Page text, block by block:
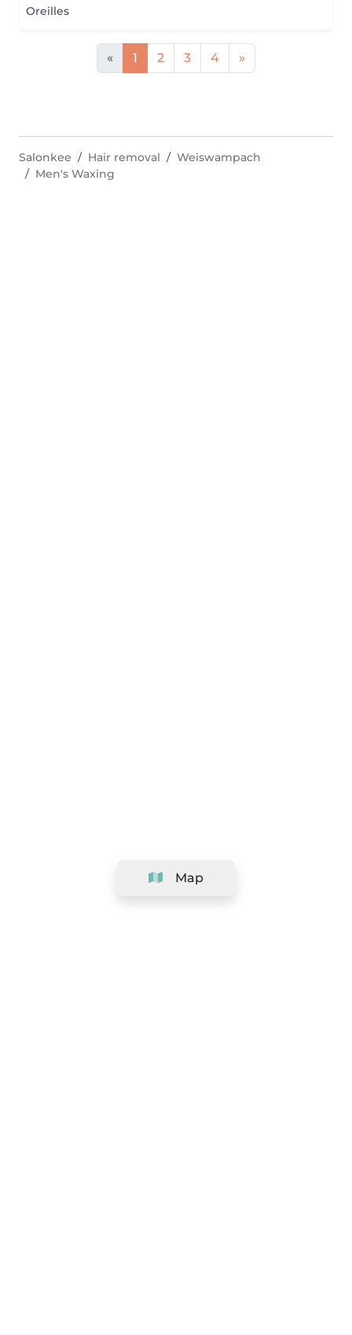
Oreilles
« 1 2 3 4 »
Map
Salonkee Hair removal
Weiswampach
Men's Waxing